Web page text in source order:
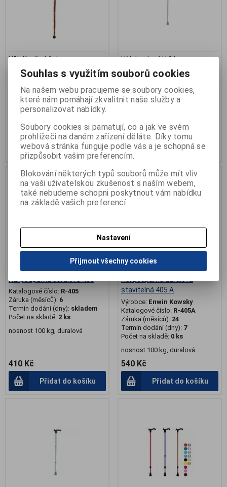
Hůl dřevěná čakan
Katalogové číslo: R-1201002008
Termín dodání (dny):skladem
Počet na skladě: 2 ks
nosnost 100 kg, podpůrná,
448 Kč
Přidat do košíku
Hůl duralová H 81
Výrobce:Handicap trade
Termín dodání (dny):skladem
Počet na skladě:>5ks
283 Kč
Přidat do košíku
Hůl podpůrná duralová 405
Katalogové číslo: R-405
Záruka (měsíců): 6
Termín dodání (dny): skladem
Počet na skladě: 2 ks
nosnost 100 kg, duralová
410 Kč
Přidat do košíku
.
Hůl podpůrná duralová
stavitelná 405 A
Výrobce: Enwin Kowsky
Katalogové číslo: R-405A
Záruka (měsíců): 24
Termín dodání (dny): 7
Počet na skladě: 0 ks
nosnost 100 kg, duralová
540 Kč
Přidat do košíku
Souhlas s využitím souborů cookies
Na našem webu pracujeme se soubory cookies,
které nám pomáhají zkvalitnit naše služby a
personalizovat nabídky.
Soubory cookies si pamatují, co a jak ve svém
prohlížeči na daném zařízení děláte. Díky tomu
webová stránka funguje podle vás a je schopná se
přizpůsobit vašim preferencím.
Blokování některých typů souborů může mít vliv
na vaši uživatelskou zkušenost s naším webem,
také nebudeme schopni poskytnout vám nabídku
na základě vašich preferencí.
Nastavení
Přijmout všechny cookies